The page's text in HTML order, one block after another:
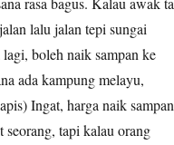
lalu jalan tepi sungai
boleh naik sampan ke
ada kampung melayu,
Ingat, harga naik sampan
seorang, tapi kalau orang